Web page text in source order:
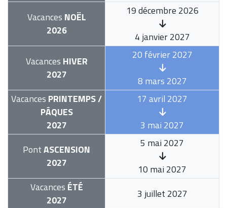
Vacances NOËL
2026
19 décembre 2026
4 janvier 2027
Vacances HIVER
2027
20 février 2027
8 mars 2027
Vacances PRINTEMPS /
PÂQUES
2027
17 avril 2027
3 mai 2027
PontASCENSION
2027
5 mai 2027
10 mai 2027
Vacances ÉTÉ
2027
3 juillet 2027